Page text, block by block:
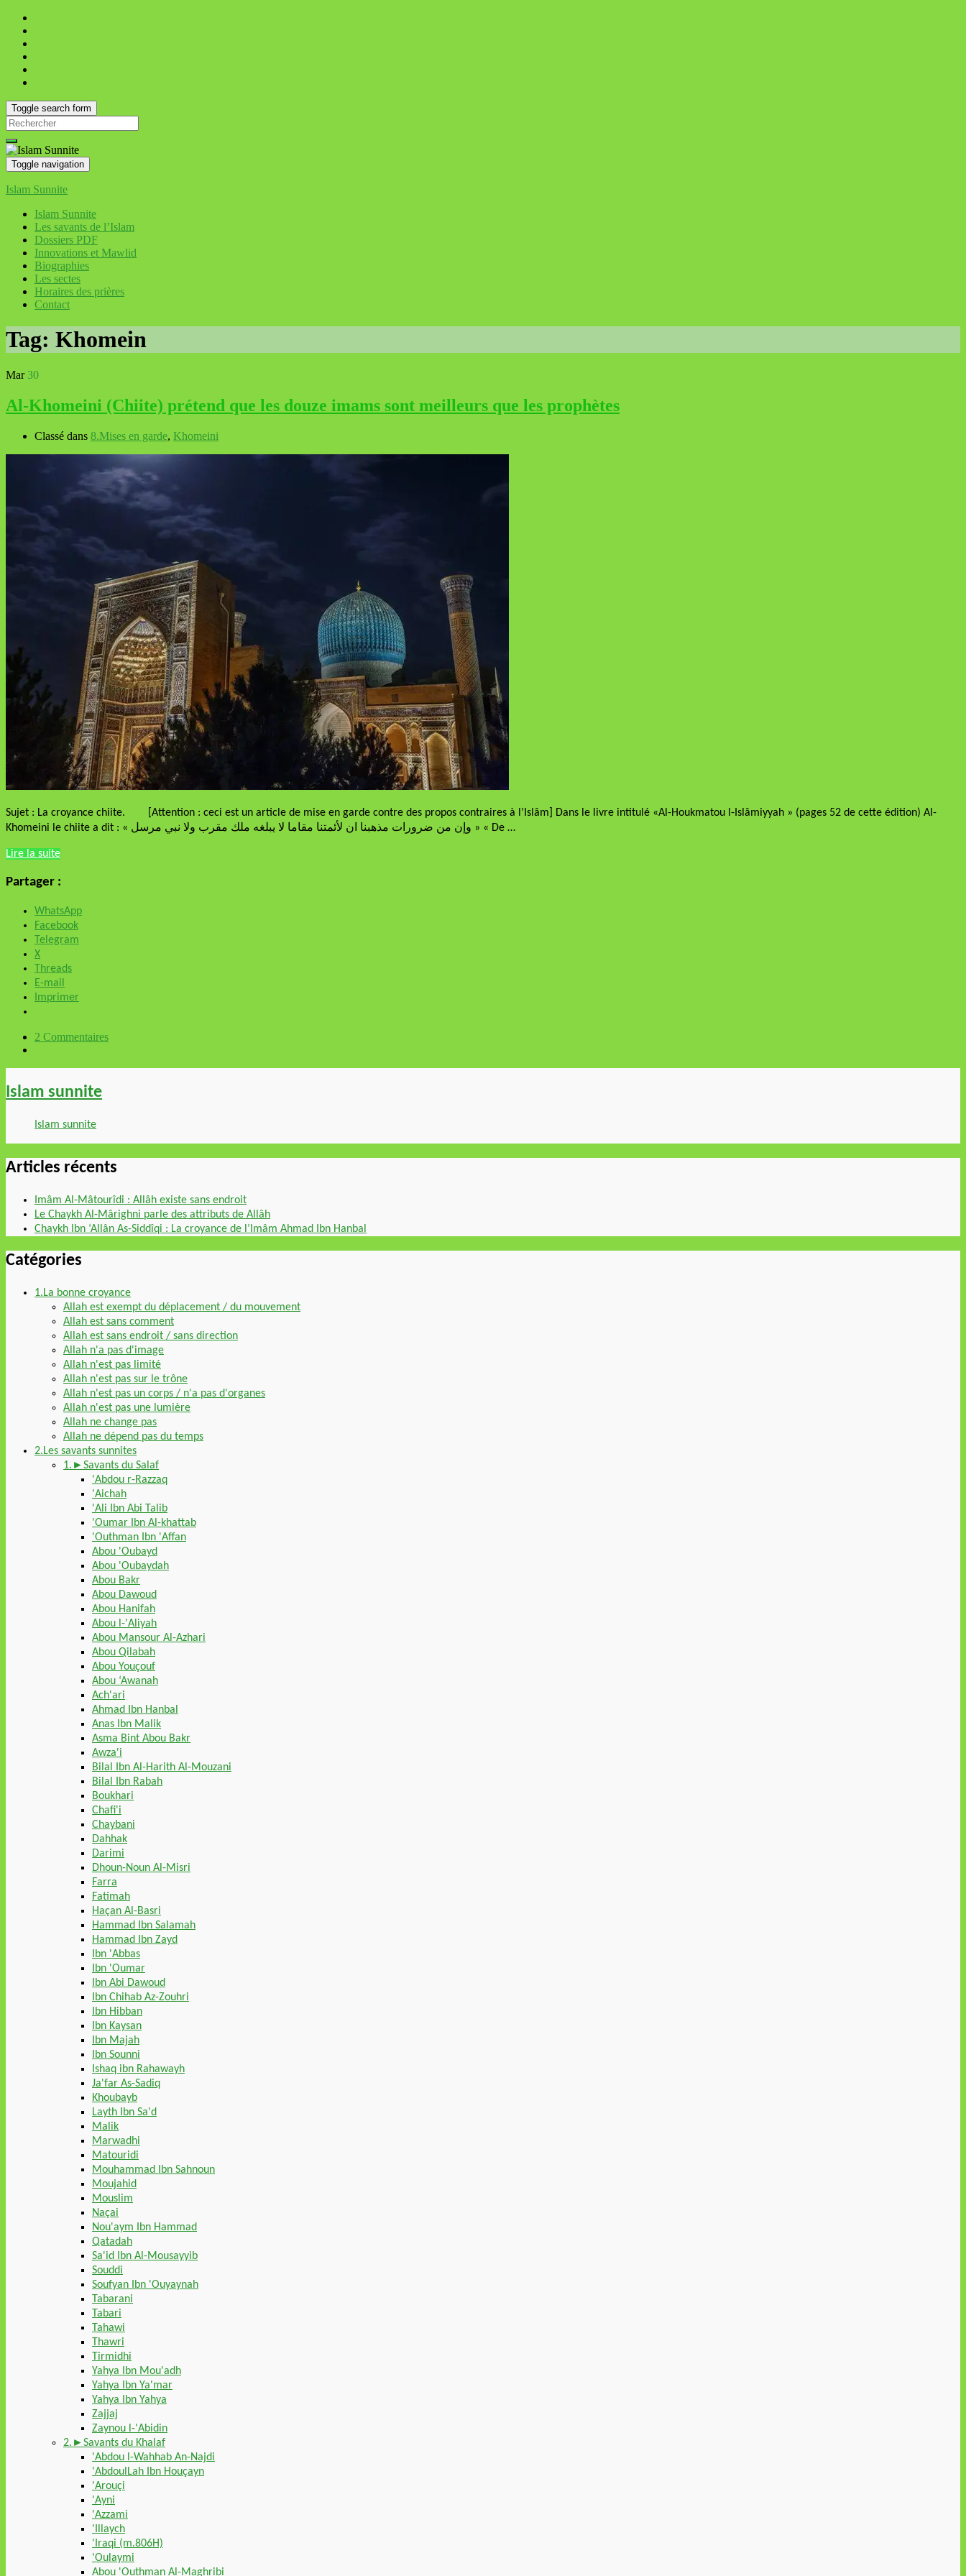
Toggle search form
Search
for:
Toggle navigation
Islam Sunnite
Islam Sunnite
Les savants de l’Islam
Dossiers PDF
Innovations et Mawlid
Biographies
Les sectes
Horaires des prières
Contact
Tag: Khomein
Mar 30
Al-Khomeini (Chiite) prétend que les douze imams sont meilleurs que les prophètes
Classé dans 8.Mises en garde, Khomeini
Sujet : La croyance chiite. [Attention : ceci est un article de mise en garde contre des propos contraires à l’Islâm] Dans le livre intitulé «Al-Houkmatou l-Islâmiyyah » (pages 52 de cette édition) Al-
Khomeini le chiite a dit : « وإن من ضرورات مذهبنا ان لأئمتنا مقاما لا يبلغه ملك مقرب ولا نبي مرسل » « De …
Lire la suite
Partager :
WhatsApp
Facebook
Telegram
X
Threads
E-mail
Imprimer
2 Commentaires
Islam sunnite
Islam sunnite
Articles récents
Imâm Al-Mâtourîdi : Allâh existe sans endroit
Le Chaykh Al-Mârighni parle des attributs de Allâh
Chaykh Ibn ‘Allân As-Siddîqi : La croyance de l’Imâm Ahmad Ibn Hanbal
Catégories
1.La bonne croyance
Allah est exempt du déplacement / du mouvement
Allah est sans comment
Allah est sans endroit / sans direction
Allah n'a pas d'image
Allah n'est pas limité
Allah n'est pas sur le trône
Allah n'est pas un corps / n'a pas d'organes
Allah n'est pas une lumière
Allah ne change pas
Allah ne dépend pas du temps
2.Les savants sunnites
1.►Savants du Salaf
'Abdou r-Razzaq
'Aichah
'Ali Ibn Abi Talib
'Oumar Ibn Al-khattab
'Outhman Ibn 'Affan
Abou 'Oubayd
Abou 'Oubaydah
Abou Bakr
Abou Dawoud
Abou Hanifah
Abou l-'Aliyah
Abou Mansour Al-Azhari
Abou Qilabah
Abou Youçouf
Abou ‘Awanah
Ach'ari
Ahmad Ibn Hanbal
Anas Ibn Malik
Asma Bint Abou Bakr
Awza'i
Bilal Ibn Al-Harith Al-Mouzani
Bilal Ibn Rabah
Boukhari
Chafi'i
Chaybani
Dahhak
Darimi
Dhoun-Noun Al-Misri
Farra
Fatimah
Haçan Al-Basri
Hammad Ibn Salamah
Hammad Ibn Zayd
Ibn 'Abbas
Ibn 'Oumar
Ibn Abi Dawoud
Ibn Chihab Az-Zouhri
Ibn Hibban
Ibn Kaysan
Ibn Majah
Ibn Sounni
Ishaq ibn Rahawayh
Ja'far As-Sadiq
Khoubayb
Layth Ibn Sa'd
Malik
Marwadhi
Matouridi
Mouhammad Ibn Sahnoun
Moujahid
Mouslim
Naçai
Nou'aym Ibn Hammad
Qatadah
Sa'id Ibn Al-Mousayyib
Souddi
Soufyan Ibn 'Ouyaynah
Tabarani
Tabari
Tahawi
Thawri
Tirmidhi
Yahya Ibn Mou'adh
Yahya Ibn Ya'mar
Yahya Ibn Yahya
Zajjaj
Zaynou l-'Abidin
2.►Savants du Khalaf
'Abdou l-Wahhab An-Najdi
'AbdoulLah Ibn Houçayn
'Arouçi
'Ayni
'Azzami
'Illaych
'Iraqi (m.806H)
'Oulaymi
Abou 'Outhman Al-Maghribi